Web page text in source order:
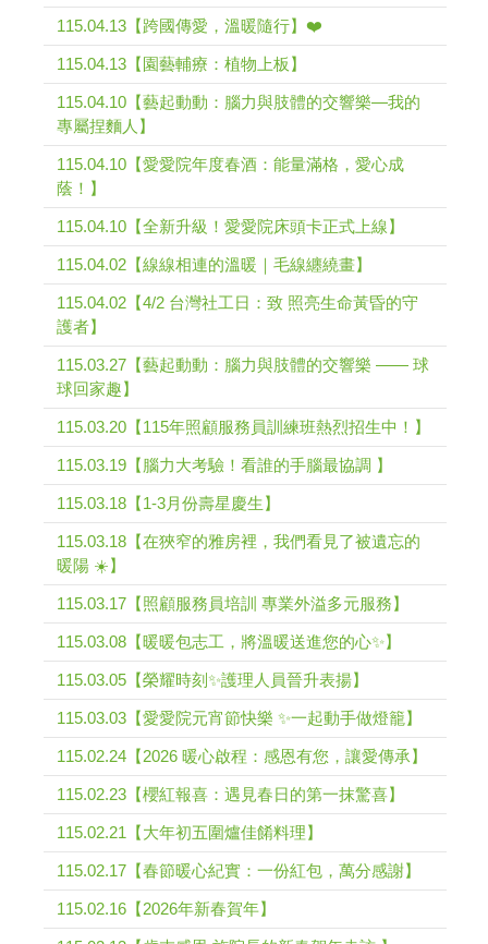
115.04.13【跨國傳愛，溫暖隨行】❤️
115.04.13【園藝輔療：植物上板】
115.04.10【藝起動動：腦力與肢體的交響樂—我的
專屬捏麵人】
115.04.10【愛愛院年度春酒：能量滿格，愛心成
蔭！】
115.04.10【全新升級！愛愛院床頭卡正式上線】
115.04.02【線線相連的溫暖｜毛線纏繞畫】
115.04.02【4/2 台灣社工日：致 照亮生命黃昏的守
護者】
115.03.27【藝起動動：腦力與肢體的交響樂 —— 球
球回家趣】
115.03.20【115年照顧服務員訓練班熱烈招生中！】
115.03.19【腦力大考驗！看誰的手腦最協調 】
115.03.18【1-3月份壽星慶生】
115.03.18【在狹窄的雅房裡，我們看見了被遺忘的
暖陽 ☀️】
115.03.17【照顧服務員培訓 專業外溢多元服務】
115.03.08【暖暖包志工，將溫暖送進您的心✨】
115.03.05【榮耀時刻✨護理人員晉升表揚】
115.03.03【愛愛院元宵節快樂 ✨一起動手做燈籠】
115.02.24【2026 暖心啟程：感恩有您，讓愛傳承】
115.02.23【櫻紅報喜：遇見春日的第一抹驚喜】
115.02.21【大年初五圍爐佳餚料理】
115.02.17【春節暖心紀實：一份紅包，萬分感謝】
115.02.16【2026年新春賀年】